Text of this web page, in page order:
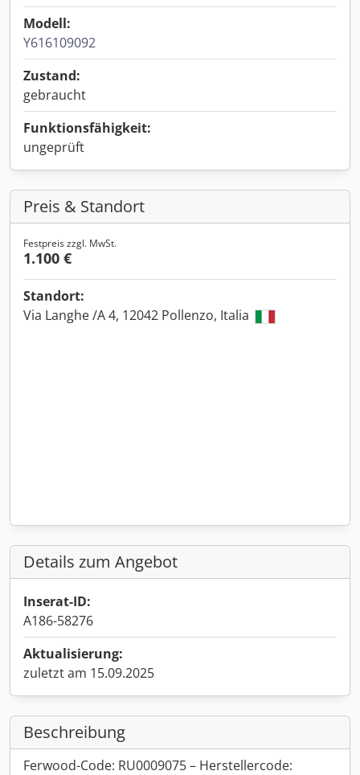
Modell:
Y616109092
Zustand:
gebraucht
Funktionsfähigkeit:
ungeprüft
Preis & Standort
Festpreis zzgl. MwSt.
1.100 €
Standort:
Via Langhe /A 4, 12042 Pollenzo, Italia
Details zum Angebot
Inserat-ID:
A186-58276
Aktualisierung:
zuletzt am 15.09.2025
Beschreibung
Ferwood-Code: RU0009075 – Herstellercode: